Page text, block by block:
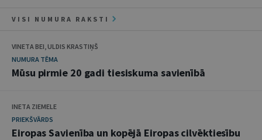
VISI NUMURA RAKSTI
VINETA BEI, ULDIS KRASTIŅŠ
NUMURA TĒMA
Mūsu pirmie 20 gadi tiesiskuma savienībā
INETA ZIEMELE
PRIEKŠVĀRDS
Eiropas Savienība un kopējā Eiropas cilvēktiesību